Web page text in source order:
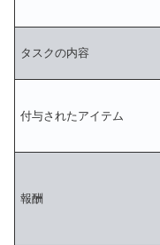
タスクの内容
付与されたアイテム
報酬